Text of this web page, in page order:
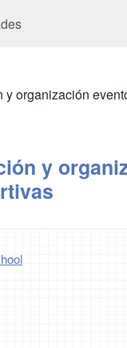
y organización
y